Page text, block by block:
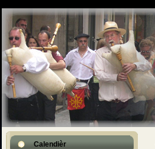
Calendièr